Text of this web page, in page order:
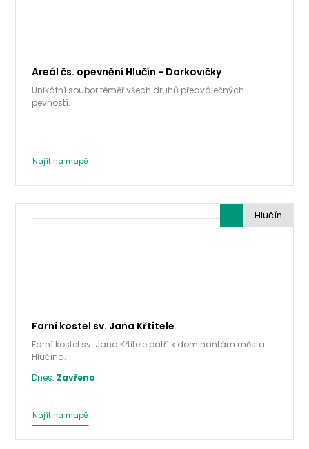
Areál čs. opevnění Hlučín - Darkovičky
Unikátní soubor téměř všech druhů předválečných
pevností.
Najít na mapě
Hlučín
Farní kostel sv. Jana Křtitele
Farní kostel sv. Jana Křtitele patří k dominantám města
Hlučína.
Dnes: Zavřeno
Najít na mapě